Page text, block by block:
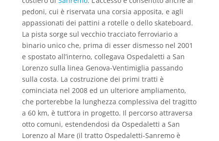
pedoni, cui è riservata una corsia apposita, e agli
appassionati dei pattini a rotelle o dello skateboard.
La pista sorge sul vecchio tracciato ferroviario a
binario unico che, prima di esser dismesso nel 2001
e spostato all’interno, collegava Ospedaletti a San
Lorenzo sulla linea Genova-Ventimiglia passando
sulla costa. La costruzione dei primi tratti è
cominciata nel 2008 ed un ulteriore ampliamento,
che porterebbe la lunghezza complessiva del tragitto
a 60 km, è tutt’ora in progetto. Il percorso attraversa
otto comuni, estendendosi da Ospedaletti a San
Lorenzo al Mare (il tratto Ospedaletti-Sanremo è